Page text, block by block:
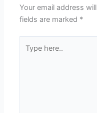
Your email address
fields are marked *
here..